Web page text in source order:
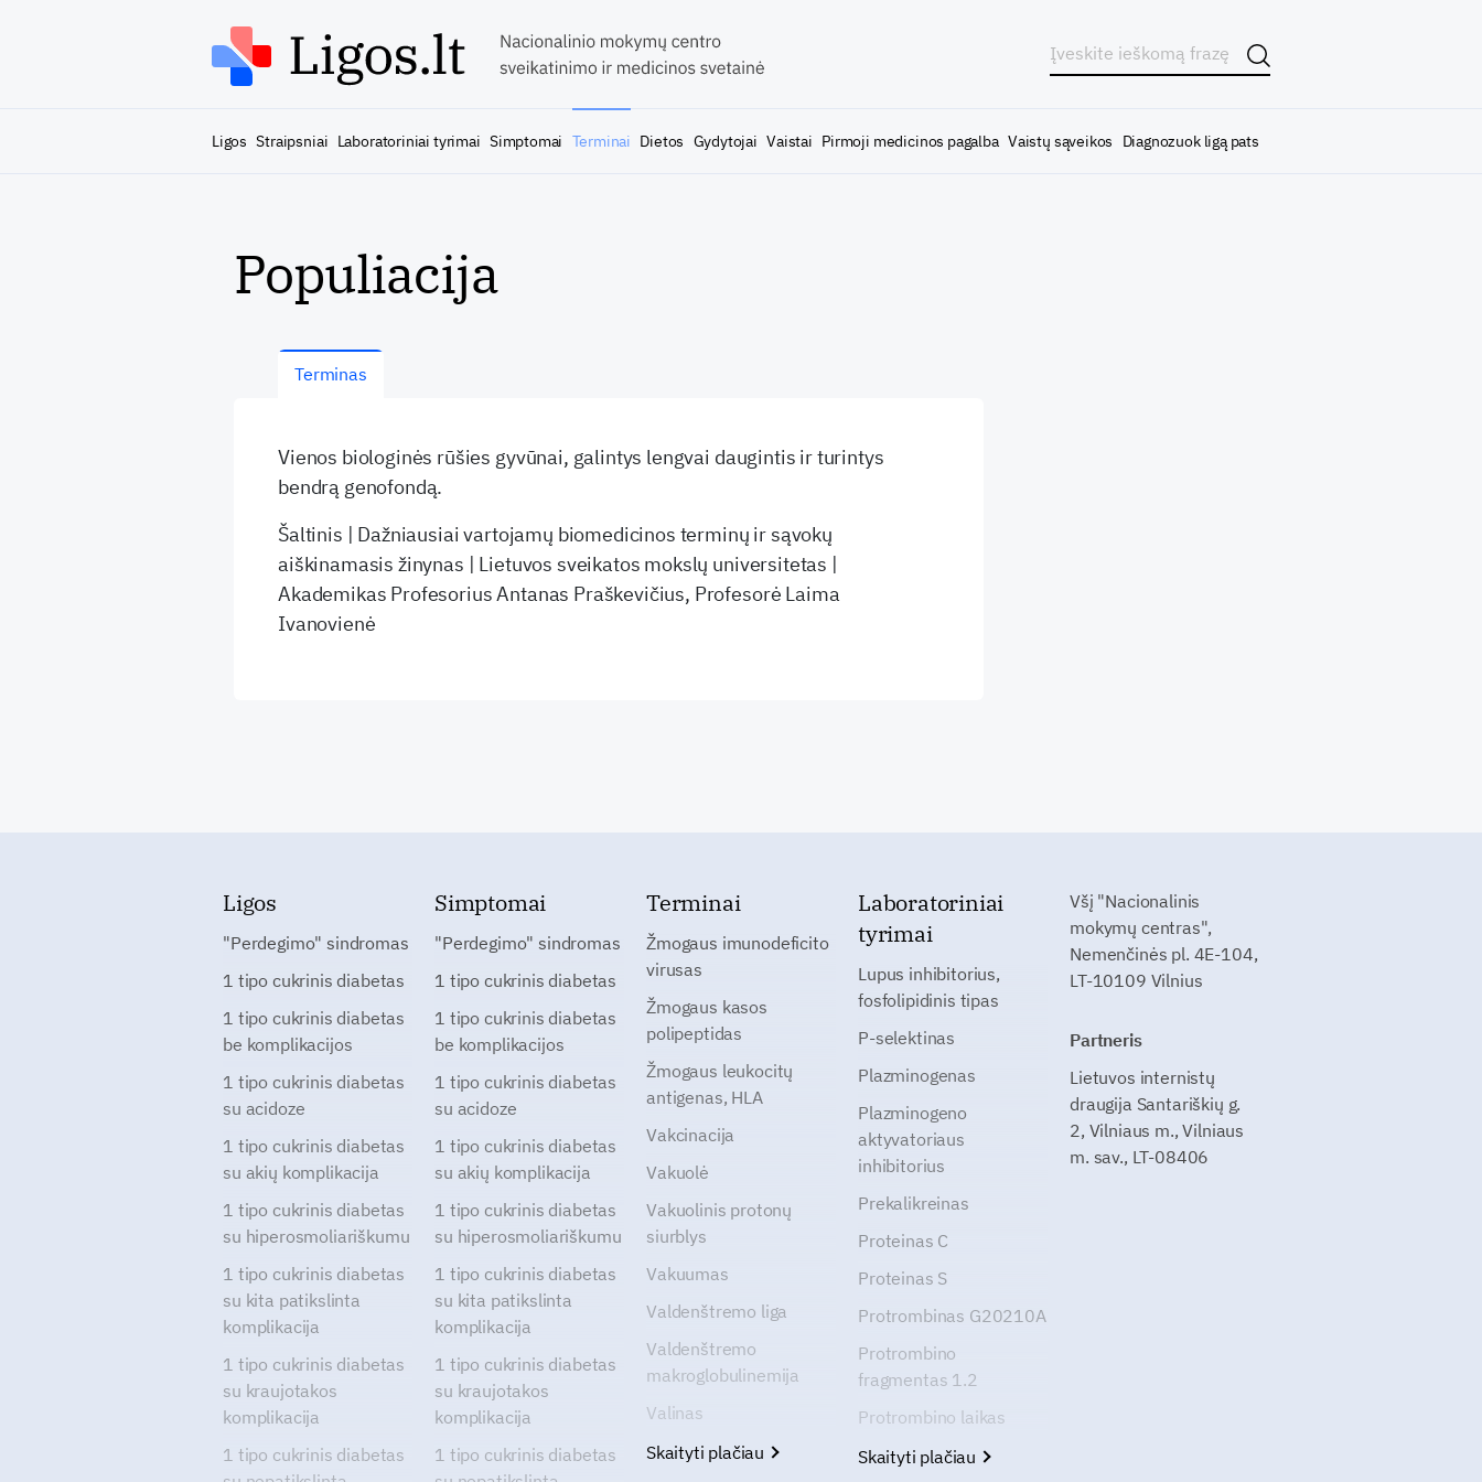
Ligos Straipsniai Laboratoriniai tyrimai Simptomai Terminai Dietos Gydytojai Vaistai Pirmoji medicinos pagalba Vaistų sąveikos Diagnozuok ligą pats
Populiacija
Terminas
Vienos biologinės rūšies gyvūnai, galintys lengvai daugintis ir turintys
bendrą genofondą.
Šaltinis | Dažniausiai vartojamų biomedicinos terminų ir sąvokų
aiškinamasis žinynas | Lietuvos sveikatos mokslų universitetas |
Akademikas Profesorius Antanas Praškevičius, Profesorė Laima
Ivanovienė
Ligos
"Perdegimo" sindromas
1 tipo cukrinis diabetas
1 tipo cukrinis diabetas
be komplikacijos
1 tipo cukrinis diabetas
su acidoze
1 tipo cukrinis diabetas
su akių komplikacija
1 tipo cukrinis diabetas
su hiperosmoliariškumu
1 tipo cukrinis diabetas
su kita patikslinta
komplikacija
1 tipo cukrinis diabetas
su kraujotakos
komplikacija
1 tipo cukrinis diabetas
Simptomai
"Perdegimo" sindromas
1 tipo cukrinis diabetas
1 tipo cukrinis diabetas
be komplikacijos
1 tipo cukrinis diabetas
su acidoze
1 tipo cukrinis diabetas
su akių komplikacija
1 tipo cukrinis diabetas
su hiperosmoliariškumu
1 tipo cukrinis diabetas
su kita patikslinta
komplikacija
1 tipo cukrinis diabetas
su kraujotakos
komplikacija
1 tipo cukrinis diabetas
Terminai
Žmogaus imunodeficito
virusas
Žmogaus kasos
polipeptidas
Žmogaus leukocitų
antigenas, HLA
Vakcinacija
Vakuolė
Vakuolinis protonų
siurblys
Vakuumas
Valdenštremo liga
Valdenštremo
makroglobulinemija
Valinas
Skaityti plačiau
Laboratoriniai
tyrimai
Lupus inhibitorius,
fosfolipidinis tipas
P-selektinas
Plazminogenas
Plazminogeno
aktyvatoriaus
inhibitorius
Prekalikreinas
Proteinas C
Proteinas S
Protrombinas G20210A
Protrombino
fragmentas 1.2
Protrombino laikas
Skaityti plačiau
Všį "Nacionalinis
mokymų centras",
Nemenčinės pl. 4E-104,
LT-10109 Vilnius
Partneris
Lietuvos internistų
draugija Santariškių g.
2, Vilniaus m., Vilniaus
m. sav., LT-08406